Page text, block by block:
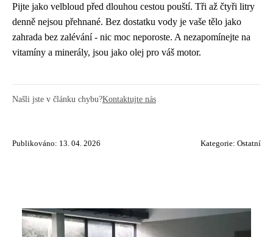
Pijte jako velbloud před dlouhou cestou pouští. Tři až čtyři litry
denně nejsou přehnané. Bez dostatku vody je vaše tělo jako
zahrada bez zalévání - nic moc neporoste. A nezapomínejte na
vitamíny a minerály, jsou jako olej pro váš motor.
Našli jste v článku chybu?Kontaktujte nás
Publikováno: 13. 04. 2026 Kategorie: Ostatní